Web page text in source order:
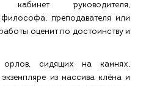
руководителя,
философа, преподавателя или
оценит по достоинству и
орлов, сидящих на камнях,
из массива клёна и